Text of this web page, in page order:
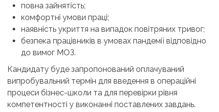
повна зайнятість;
комфортні умови праці;
наявність укриття на випадок повітряних тривог;
безпека працівників в умовах пандемії відповідно
до вимог МОЗ.
Кандидату буде запропонований оплачуваний
випробувальний термін для введення в операційні
процеси бізнес-школи та для перевірки рівня
компетентності у виконанні поставлених завдань.